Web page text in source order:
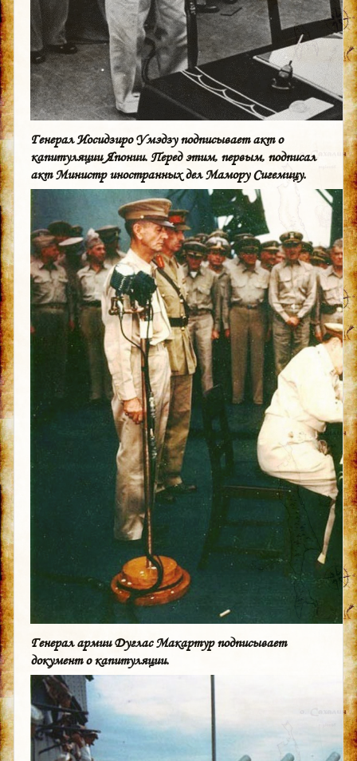
Генерал Иосидзиро Умэдзу подписывает акт о
капитуляции Японии. Перед этим, первым, подписал
акт Министр иностранных дел Мамору Сигемицу.
Генерал армии Дуглас Макартур подписывает
документ о капитуляции.